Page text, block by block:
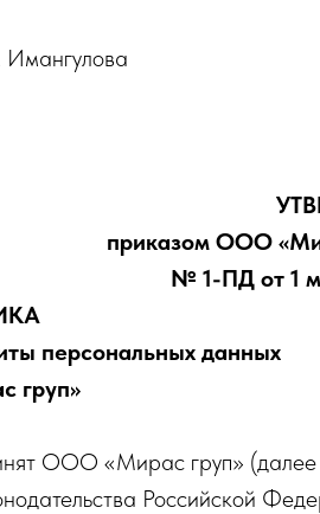
Имангулова
приказом ООО
№ 1-ПД от 1
персональных данных
груп»
ООО «Мирас груп»
Российской